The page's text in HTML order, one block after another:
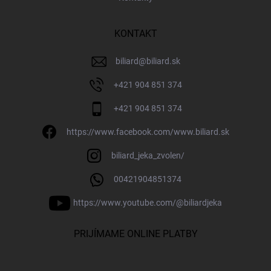
KONTAKT
biliard@biliard.sk
+421 904 851 374
+421 904 851 374
https://www.facebook.com/www.biliard.sk
biliard_jeka_zvolen/
00421904851374
https://www.youtube.com/@biliardjeka
PRIJÍMAME ONLINE PLATBY